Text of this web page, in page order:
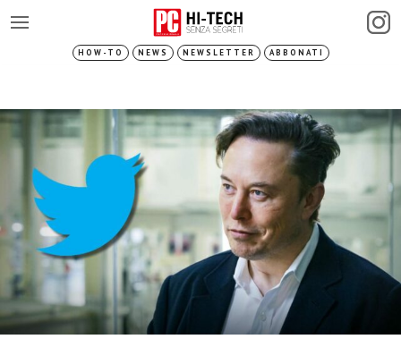
HOW-TO NEWS NEWSLETTER ABBONATI